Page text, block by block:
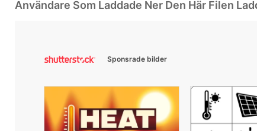
Användare Som Laddade Ner Den Här Filen
Sponsrade bilder